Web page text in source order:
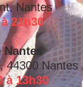
Nantes
21h30
44300 Nantes
à 13h30